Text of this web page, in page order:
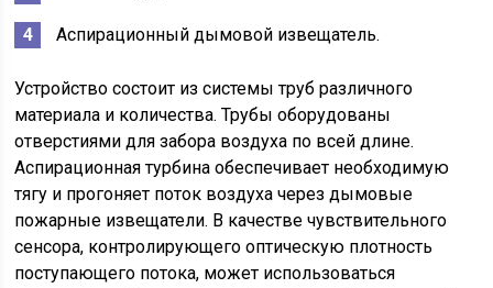
Аспирационный дымовой извещатель.
Устройство состоит из системы труб различного
материала и количества. Трубы оборудованы
отверстиями для забора воздуха по всей длине.
Аспирационная турбина обеспечивает необходимую
тягу и прогоняет поток воздуха через дымовые
пожарные извещатели. В качестве чувствительного
сенсора, контролирующего оптическую плотность
поступающего потока, может использоваться